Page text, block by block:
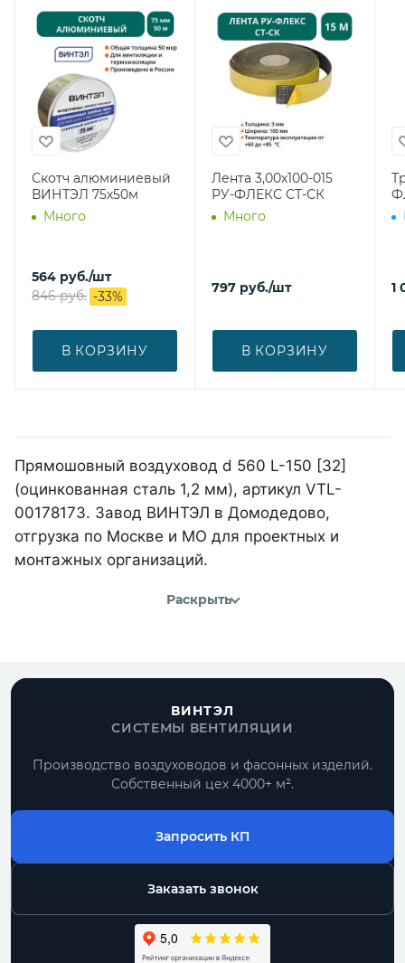
Скотч алюминиевый
ВИНТЭЛ 75х50м
Много
564 руб./шт
846руб. -33%
В КОРЗИНУ
Лента 3,00х100-015
РУ-ФЛЕКС СТ-СК
Много
797 руб./шт
В КОРЗИНУ
1
Прямошовный воздуховод d 560 L-150 [32]
(оцинкованная сталь 1,2 мм), артикул VTL-
00178173. Завод ВИНТЭЛ в Домодедово,
отгрузка по Москве и МО для проектных и
монтажных организаций.
Раскрыть
ВИНТЭЛ
СИСТЕМЫ ВЕНТИЛЯЦИИ
Производство воздуховодов и фасонных изделий.
Собственный цех 4000+ м².
Запросить КП
Заказать звонок